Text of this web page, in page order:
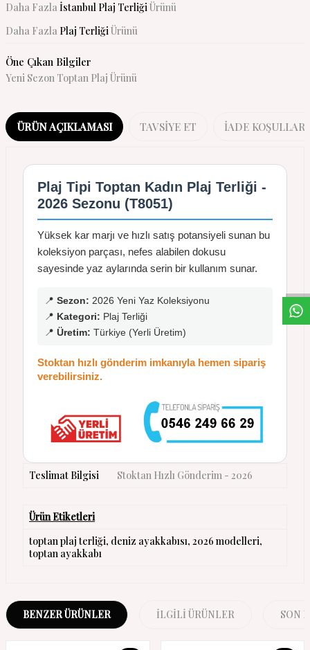
Daha Fazlaİstanbul Plaj TerliğiÜrünü
Daha Fazla Plaj TerliğiÜrünü
Öne Çıkan Bilgiler
Yeni Sezon Toptan Plaj Ürünü
ÜRÜN AÇIKLAMASI TAVSIYE ET İADE KOŞULLARI
Plaj Tipi Toptan Kadın Plaj Terliği -
2026 Sezonu (T8051)
Yüksek kar marjı ve hızlı satış potansiyeli sunan bu
koleksiyon parçası, nefes alabilen dokusu
sayesinde yaz aylarında serin bir kullanım sunar.
📍 Sezon: 2026 Yeni Yaz Koleksiyonu
📍 Kategori: Plaj Terliği
📍 Üretim: Türkiye (Yerli Üretim)
Stoktan hızlı gönderim imkanıyla hemen sipariş
verebilirsiniz.
Teslimat Bilgisi Stoktan Hızlı Gönderim - 2026
Ürün Etiketleri
toptan plaj terliği, deniz ayakkabısı, 2026 modelleri,
toptan ayakkabı
BENZER ÜRÜNLER İLGILI ÜRÜNLER SON